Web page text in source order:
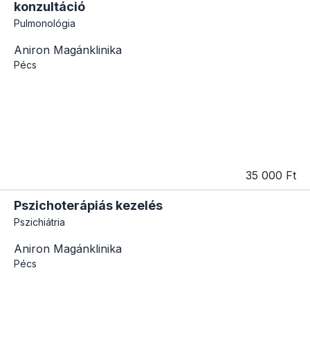
konzultáció
Pulmonológia
Aniron Magánklinika
Pécs
35 000 Ft
Pszichoterápiás kezelés
Pszichiátria
Aniron Magánklinika
Pécs